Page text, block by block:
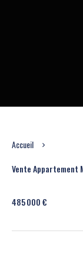
Accueil
Vente Appartement
485 000 €